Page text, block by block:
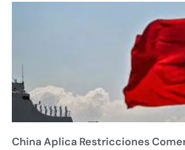
China Aplica Restricciones